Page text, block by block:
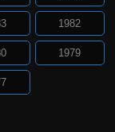
1982
1979